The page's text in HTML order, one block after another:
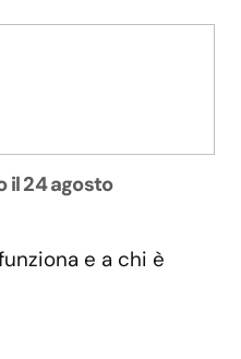
il 24 agosto